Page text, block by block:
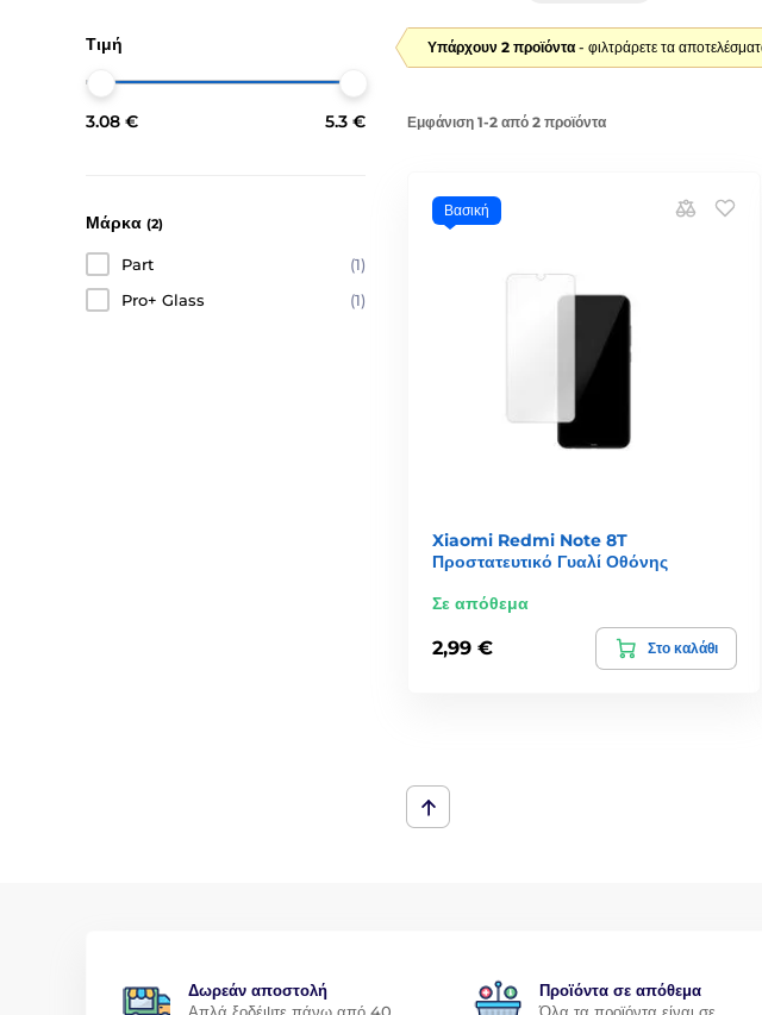
Τιμή
3.08 € 5.3 €
Μάρκα (2)
Part
(1)
Pro+ Glass
(1)
Υπάρχουν 2 προϊόντα - φιλτράρετε τα
Εμφάνιση 1-2 από 2 προϊόντα
Βασική
Xiaomi Redmi Note 8T
Προστατευτικό Γυαλί Οθόνης
Σε απόθεμα
2,99 € Στο καλάθι
Δωρεάν αποστολή
Απλά ξοδέψτε πάνω από 40
Προϊόντα σε απόθεμα
Όλα τα προϊόντα είναι σε